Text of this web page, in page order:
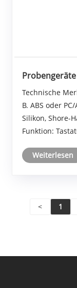
Technische
B. ABS oder
Silikon, Shore-
Funktion:
undWeiterlesen
< 1